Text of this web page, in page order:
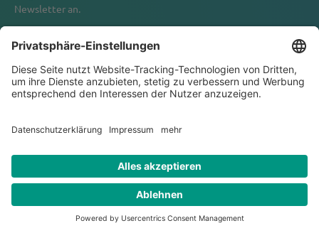
Newsletter an.
Newsletter